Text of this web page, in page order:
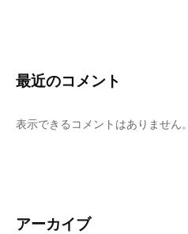
最近のコメント
表示できるコメントはありません。
アーカイブ